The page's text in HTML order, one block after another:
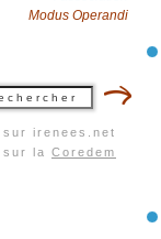
Modus Operandi
sur irenees.net
sur la Coredem